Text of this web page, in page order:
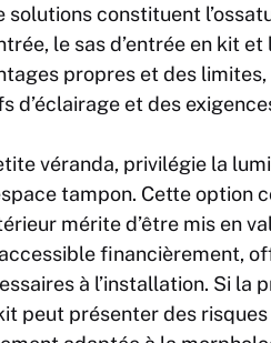
constituent
le sas d’entrée en kit et
propres et des
et des
véranda, privilégie la
tampon. Cette option
mérite d’être mis en
financièrement,
à l’installation. Si la
peut présenter des